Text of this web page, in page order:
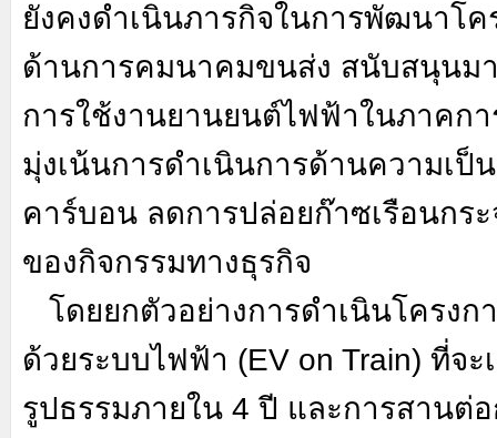
ยังคงดำเนินภารกิจในการพัฒนาโค
ด้านการคมนาคมขนส่ง สนับสนุนมา
การใช้งานยานยนต์ไฟฟ้าในภาคก
มุ่งเน้นการดำเนินการด้านความเป็
คาร์บอน ลดการปล่อยก๊าซเรือนกร
ของกิจกรรมทางธุรกิจ
โดยยกตัวอย่างการดำเนินโครงก
ด้วยระบบไฟฟ้า (EV on Train) ที่จะ
รูปธรรมภายใน 4 ปี และการสานต่